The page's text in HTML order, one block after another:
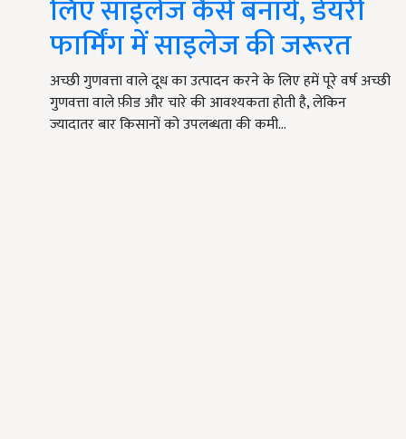
लिए साइलेज कैसे बनायें, डेयरी
फार्मिंग में साइलेज की जरूरत
अच्छी गुणवत्ता वाले दूध का उत्पादन करने के लिए हमें पूरे वर्ष अच्छी
गुणवत्ता वाले फ़ीड और चारे की आवश्यकता होती है, लेकिन
ज्यादातर बार किसानों को उपलब्धता की कमी…